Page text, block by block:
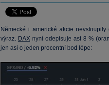
Německé i americké akcie
výraz. DAXnyní odepisuje asi 8 %
jen asi o jeden procentní bod lépe: